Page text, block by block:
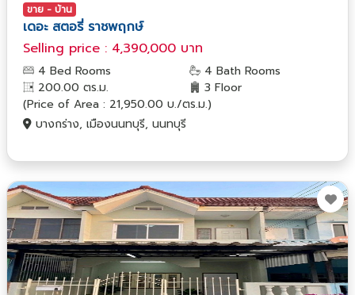
ขาย - บ้าน
เดอะ สตอรี่ ราชพฤกษ์
Selling price : 4,390,000 บาท
4 Bed Rooms
4 Bath Rooms
200.00 ตร.ม.
3 Floor
(Price of Area : 21,950.00 บ./ตร.ม.)
บางกร่าง, เมืองนนทบุรี, นนทบุรี